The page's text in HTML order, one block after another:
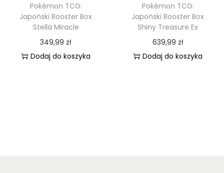
Pokémon TCG:
Japoński Booster Box
Stella Miracle
349,99 zł
Dodaj do koszyka
Pokémon TCG:
Japoński Booster Box
Shiny Treasure Ex
639,99 zł
Dodaj do koszyka